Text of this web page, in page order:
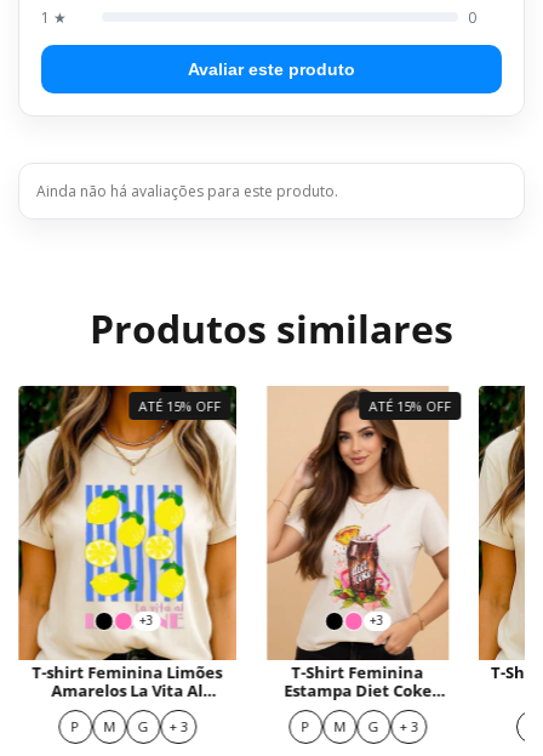
1 ★
0
Avaliar este produto
Ainda não há avaliações para este produto.
Produtos similares
ATÉ 15% OFF
+3
T-shirt Feminina Limões
Amarelos La Vita Al
Limone Moderna
P M G + 3
ATÉ 15% OFF
+3
T-Shirt Feminina
Estampa Diet Coke
Ilustrada Colorida
P M G + 3
T-